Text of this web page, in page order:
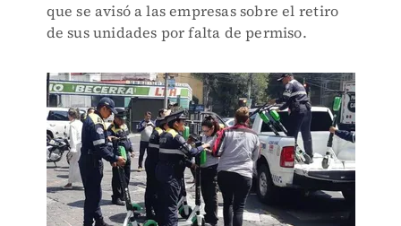
que se avisó a las empresas sobre el retiro
de sus unidades por falta de permiso.